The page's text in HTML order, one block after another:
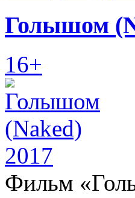
Голышом
16+
Фильм